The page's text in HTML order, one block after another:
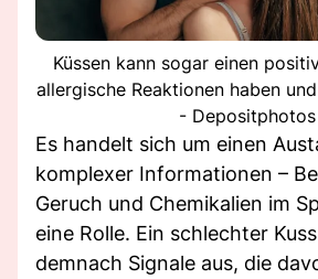
Küssen kann sogar einen
allergische Reaktionen haben
- Depositphotos
Es handelt sich um einen
komplexer Informationen –
Geruch und Chemikalien im
eine Rolle. Ein schlechter
demnach Signale aus, die